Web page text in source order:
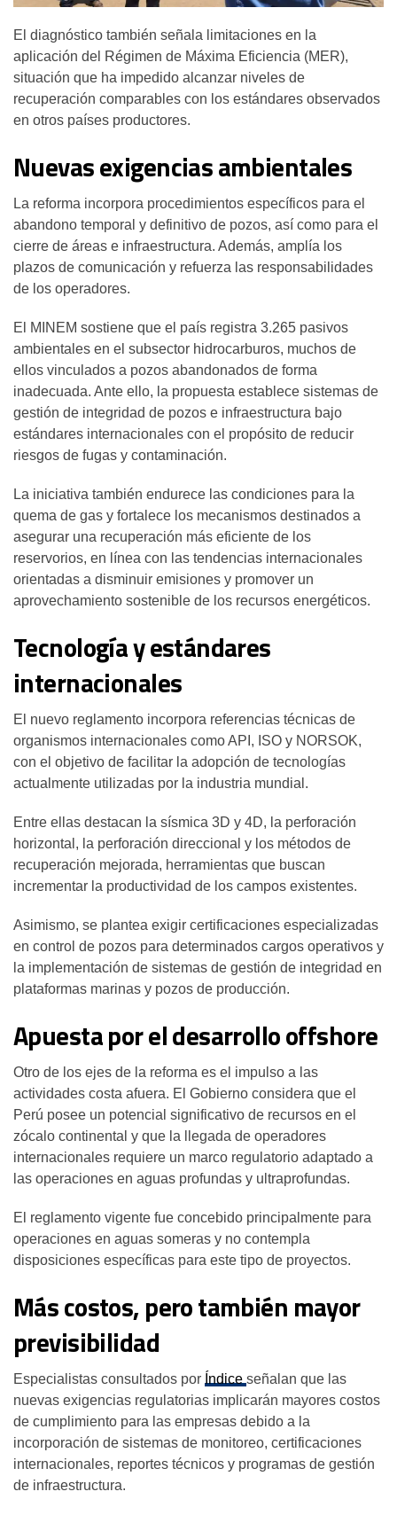
El diagnóstico también señala limitaciones en la
aplicación del Régimen de Máxima Eficiencia (MER),
situación que ha impedido alcanzar niveles de
recuperación comparables con los estándares observados
en otros países productores.
Nuevas exigencias ambientales
La reforma incorpora procedimientos específicos para el
abandono temporal y definitivo de pozos, así como para el
cierre de áreas e infraestructura. Además, amplía los
plazos de comunicación y refuerza las responsabilidades
de los operadores.
El MINEM sostiene que el país registra 3.265 pasivos
ambientales en el subsector hidrocarburos, muchos de
ellos vinculados a pozos abandonados de forma
inadecuada. Ante ello, la propuesta establece sistemas de
gestión de integridad de pozos e infraestructura bajo
estándares internacionales con el propósito de reducir
riesgos de fugas y contaminación.
La iniciativa también endurece las condiciones para la
quema de gas y fortalece los mecanismos destinados a
asegurar una recuperación más eficiente de los
reservorios, en línea con las tendencias internacionales
orientadas a disminuir emisiones y promover un
aprovechamiento sostenible de los recursos energéticos.
Tecnología y estándares
internacionales
El nuevo reglamento incorpora referencias técnicas de
organismos internacionales como API, ISO y NORSOK,
con el objetivo de facilitar la adopción de tecnologías
actualmente utilizadas por la industria mundial.
Entre ellas destacan la sísmica 3D y 4D, la perforación
horizontal, la perforación direccional y los métodos de
recuperación mejorada, herramientas que buscan
incrementar la productividad de los campos existentes.
Asimismo, se plantea exigir certificaciones especializadas
en control de pozos para determinados cargos operativos y
la implementación de sistemas de gestión de integridad en
plataformas marinas y pozos de producción.
Apuesta por el desarrollo offshore
Otro de los ejes de la reforma es el impulso a las
actividades costa afuera. El Gobierno considera que el
Perú posee un potencial significativo de recursos en el
zócalo continental y que la llegada de operadores
internacionales requiere un marco regulatorio adaptado a
las operaciones en aguas profundas y ultraprofundas.
El reglamento vigente fue concebido principalmente para
operaciones en aguas someras y no contempla
disposiciones específicas para este tipo de proyectos.
Más costos, pero también mayor
previsibilidad
Especialistas consultados por Índice señalan que las
nuevas exigencias regulatorias implicarán mayores costos
de cumplimiento para las empresas debido a la
incorporación de sistemas de monitoreo, certificaciones
internacionales, reportes técnicos y programas de gestión
de infraestructura.